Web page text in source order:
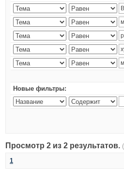
Новые фильтры:
Просмотр 2 из 2 результатов.
1